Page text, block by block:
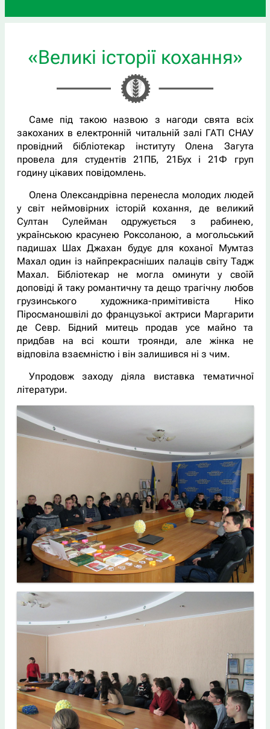
«Великі історії кохання»
Саме під такою назвою з нагоди свята всіх
закоханих в електронній читальній залі ГАТІ СНАУ
провідний бібліотекар інституту Олена Загута
провела для студентів 21ПБ, 21Бух і 21Ф груп
годину цікавих повідомлень.
Олена Олександрівна перенесла молодих людей
у світ неймовірних історій кохання, де великий
Султан Сулейман одружується з рабинею,
українською красунею Роксоланою, а могольський
падишах Шах Джахан будує для коханої Мумтаз
Махал один із найпрекрасніших палаців світу Тадж
Махал. Бібліотекар не могла оминути у своїй
доповіді й таку романтичну та дещо трагічну любов
грузинського художника-примітивіста Ніко
Піросманошвілі до французької актриси Маргарити
де Севр. Бідний митець продав усе майно та
придбав на всі кошти троянди, але жінка не
відповіла взаємністю і він залишився ні з чим.
Упродовж заходу діяла виставка тематичної
літератури.